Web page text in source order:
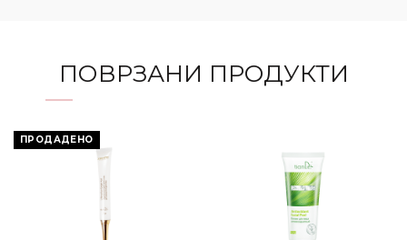
ПОВРЗАНИ ПРОДУКТИ
ПРОДАДЕНО